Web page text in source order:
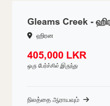
Gleams Creek -
ஹிரன
405,000 LKR
ஒரு பேர்ச்சில் இருந்து
நிலத்தை ஆராயவும்